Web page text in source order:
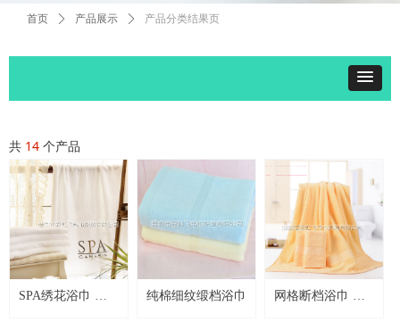
共 14 个产品
SPA绣花浴巾 定
纯棉细纹缎档浴巾
网格断档浴巾 锻
首页 ꄲ 产品展示 ꄲ 产品分类结果页